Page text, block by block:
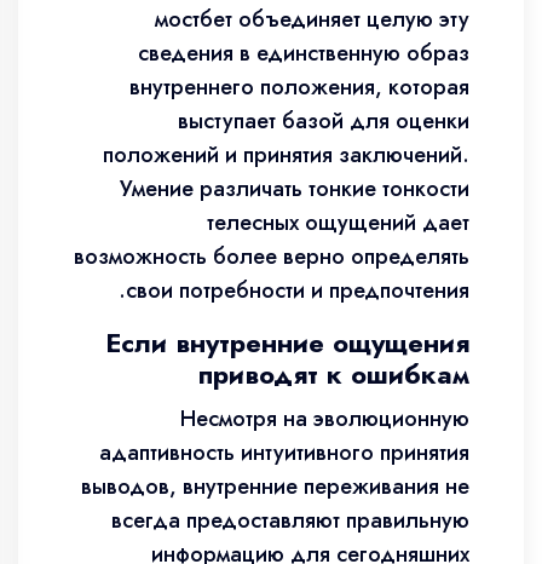
мостбет объединяет целую эту
сведения в единственную образ
внутреннего положения, которая
выступает базой для оценки
положений и принятия заключений.
Умение различать тонкие тонкости
телесных ощущений дает
возможность более верно определять
свои потребности и предпочтения.
Если внутренние ощущения
приводят к ошибкам
Несмотря на эволюционную
адаптивность интуитивного принятия
выводов, внутренние переживания не
всегда предоставляют правильную
информацию для сегодняшних